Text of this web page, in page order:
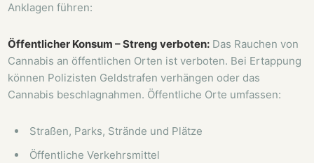
Anklagen führen:
Öffentlicher Konsum – Streng verboten: Das Rauchen von
Cannabis an öffentlichen Orten ist verboten. Bei Ertappung
können Polizisten Geldstrafen verhängen oder das
Cannabis beschlagnahmen. Öffentliche Orte umfassen:
Straßen, Parks, Strände und Plätze
Öffentliche Verkehrsmittel